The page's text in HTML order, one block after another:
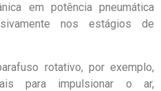
em potência pneumática
nos estágios de
rotativo, por exemplo,
para impulsionar o ar,